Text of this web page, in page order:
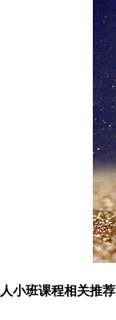
小班课程相关推荐